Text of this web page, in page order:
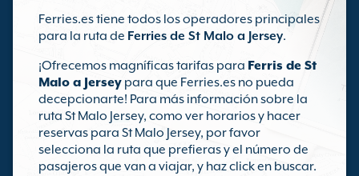
Ferries.es tiene todos los operadores principales
para la ruta de Ferries de St Malo a Jersey.
¡Ofrecemos magníficas tarifas para Ferris de St
Malo a Jersey para que Ferries.es no pueda
decepcionarte! Para más información sobre la
ruta St Malo Jersey, como ver horarios y hacer
reservas para St Malo Jersey, por favor
selecciona la ruta que prefieras y el número de
pasajeros que van a viajar, y haz click en buscar.